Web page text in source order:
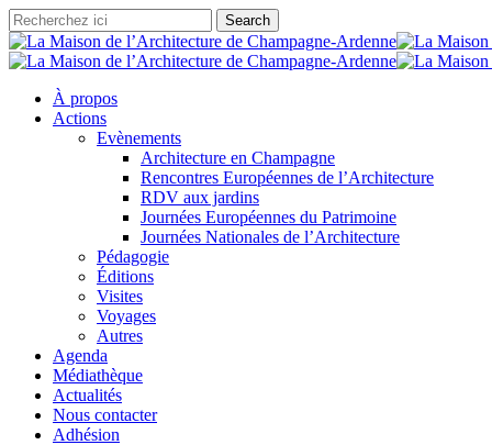
Skip
to
main
Search
Close
Search
search
account
Menu
À propos
Actions
Evènements
Architecture en Champagne
Rencontres Européennes de l’Architecture
RDV aux jardins
Journées Européennes du Patrimoine
Journées Nationales de l’Architecture
Pédagogie
Éditions
Visites
Voyages
Autres
Agenda
Médiathèque
Actualités
Nous contacter
Adhésion